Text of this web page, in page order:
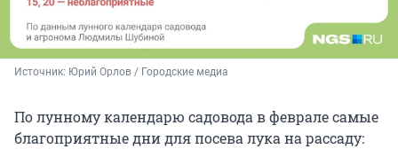
Источник: Юрий Орлов / Городские медиа
По лунному календарю садовода в февралесамые
благоприятные дни для посева лука на рассаду: